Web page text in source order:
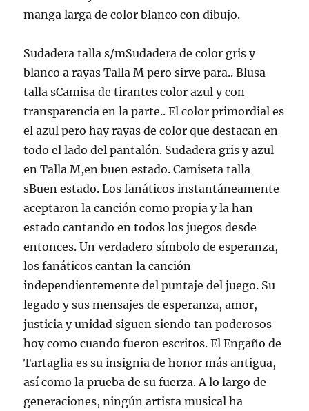
manga larga de color blanco con dibujo.
Sudadera talla s/mSudadera de color gris y
blanco a rayas Talla M pero sirve para.. Blusa
talla sCamisa de tirantes color azul y con
transparencia en la parte.. El color primordial es
el azul pero hay rayas de color que destacan en
todo el lado del pantalón. Sudadera gris y azul
en Talla M,en buen estado. Camiseta talla
sBuen estado. Los fanáticos instantáneamente
aceptaron la canción como propia y la han
estado cantando en todos los juegos desde
entonces. Un verdadero símbolo de esperanza,
los fanáticos cantan la canción
independientemente del puntaje del juego. Su
legado y sus mensajes de esperanza, amor,
justicia y unidad siguen siendo tan poderosos
hoy como cuando fueron escritos. El Engaño de
Tartaglia es su insignia de honor más antigua,
así como la prueba de su fuerza. A lo largo de
generaciones, ningún artista musical ha